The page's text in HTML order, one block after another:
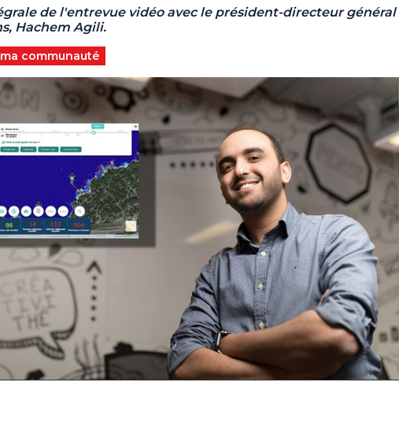
de l'entrevue vidéo avec le président-directeur général
Hachem Agili.
communauté